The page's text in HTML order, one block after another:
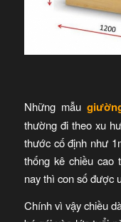
Những mẫu
thường đi theo xu
thước cố định như
thống kê chiều cao
nay thì con số được
Chính vì vậy chiều